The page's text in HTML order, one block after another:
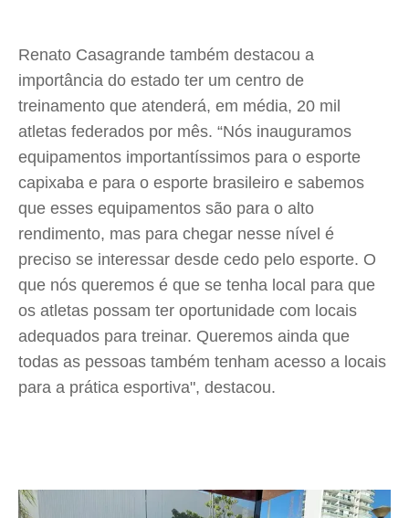
Renato Casagrande também destacou a
importância do estado ter um centro de
treinamento que atenderá, em média, 20 mil
atletas federados por mês. “Nós inauguramos
equipamentos importantíssimos para o esporte
capixaba e para o esporte brasileiro e sabemos
que esses equipamentos são para o alto
rendimento, mas para chegar nesse nível é
preciso se interessar desde cedo pelo esporte. O
que nós queremos é que se tenha local para que
os atletas possam ter oportunidade com locais
adequados para treinar. Queremos ainda que
todas as pessoas também tenham acesso a locais
para a prática esportiva", destacou.